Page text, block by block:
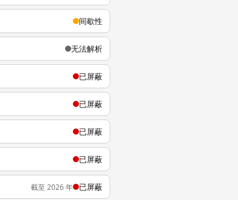
间歇性
无法解析
已屏蔽
已屏蔽
已屏蔽
已屏蔽
截至 2026 年 已屏蔽